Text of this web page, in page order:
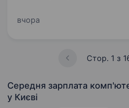
Розуміння моделі OSI,
вчора
Стор. 1 з
Середня зарплата
у Києві